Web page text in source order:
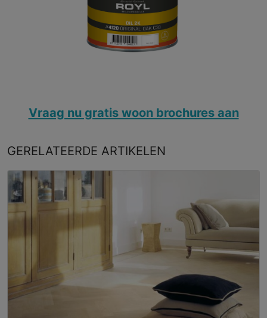
Vraag nu gratis woon brochures aan
GERELATEERDE ARTIKELEN